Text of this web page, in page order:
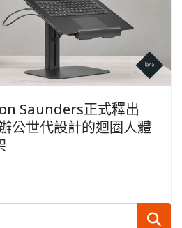
Saunders正式釋出
公世代設計的迴圈人體
搜尋